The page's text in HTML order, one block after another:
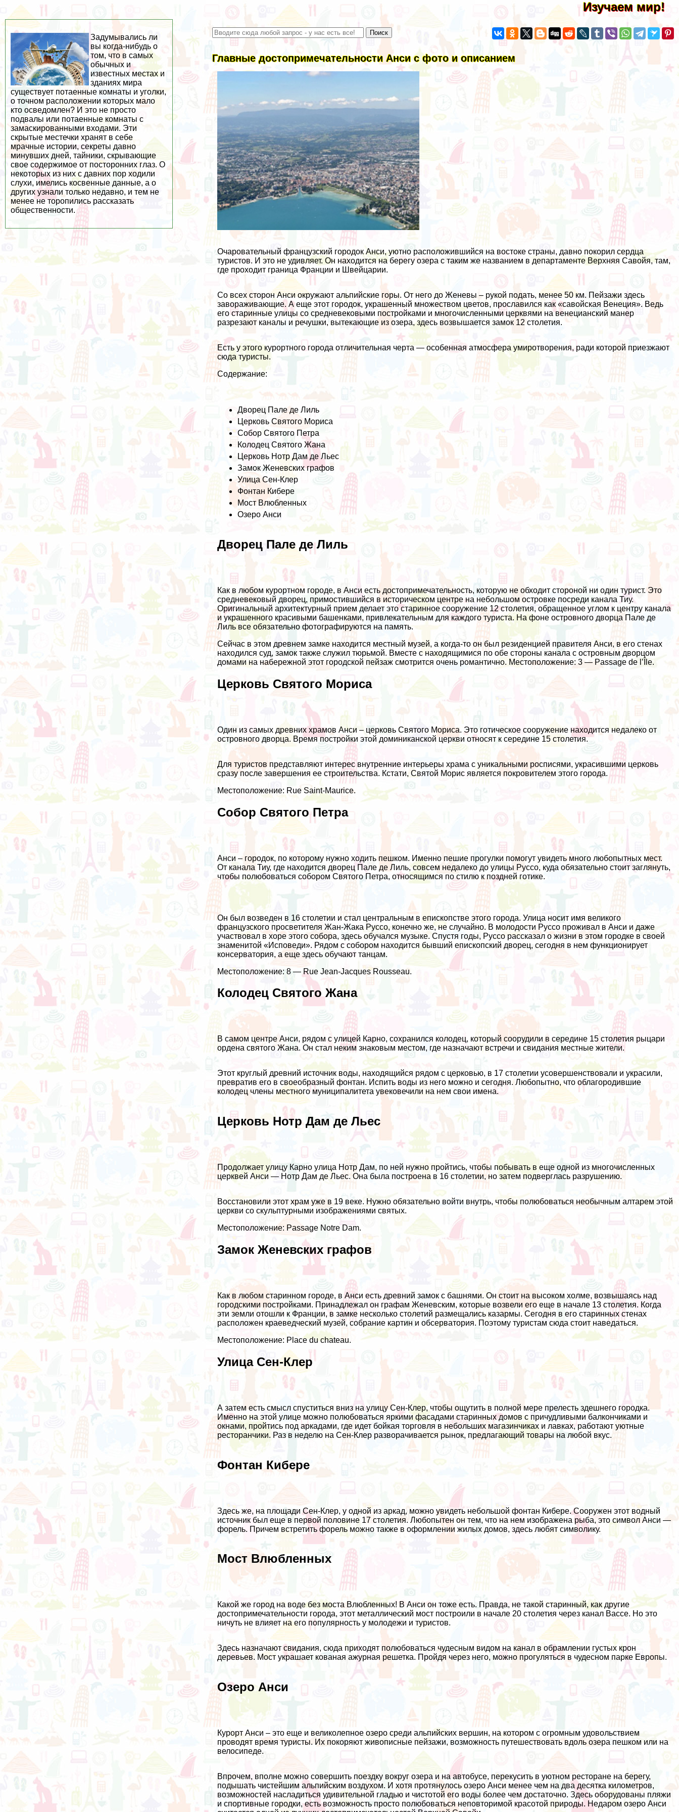
Изучаем мир!
Главные достопримечательности Анси с фото и описанием
Очаровательный французский городок Анси, уютно расположившийся на востоке страны, давно покорил сердца
туристов. И это не удивляет. Он находится на берегу озера с таким же названием в департаменте Верхняя Савойя, там,
где проходит граница Франции и Швейцарии.
Со всех сторон Анси окружают альпийские горы. От него до Женевы – рукой подать, менее 50 км. Пейзажи здесь
завораживающие. А еще этот городок, украшенный множеством цветов, прославился как «савойская Венеция». Ведь
его старинные улицы со средневековыми постройками и многочисленными церквями на венецианский манер
разрезают каналы и речушки, вытекающие из озера, здесь возвышается замок 12 столетия.
Есть у этого курортного города отличительная черта — особенная атмосфера умиротворения, ради которой приезжают
сюда туристы.
Содержание:
Дворец Пале де Лиль
Церковь Святого Мориса
Собор Святого Петра
Колодец Святого Жана
Церковь Нотр Дам де Льес
Замок Женевских графов
Улица Сен-Клер
Фонтан Кибере
Мост Влюбленных
Озеро Анси
Дворец Пале де Лиль
Как в любом курортном городе, в Анси есть достопримечательность, которую не обходит стороной ни один турист. Это
средневековый дворец, примостившийся в историческом центре на небольшом островке посреди канала Тиу.
Оригинальный архитектурный прием делает это старинное сооружение 12 столетия, обращенное углом к центру канала
и украшенного красивыми башенками, привлекательным для каждого туриста. На фоне островного дворца Пале де
Лиль все обязательно фотографируются на память.
Сейчас в этом древнем замке находится местный музей, а когда-то он был резиденцией правителя Анси, в его стенах
находился суд, замок также служил тюрьмой. Вместе с находящимися по обе стороны канала с островным дворцом
домами на набережной этот городской пейзаж смотрится очень романтично. Местоположение: 3 — Passage de l’Île.
Церковь Святого Мориса
Один из самых древних храмов Анси – церковь Святого Мориса. Это готическое сооружение находится недалеко от
островного дворца. Время постройки этой доминиканской церкви относят к середине 15 столетия.
Для туристов представляют интерес внутренние интерьеры храма с уникальными росписями, украсившими церковь
сразу после завершения ее строительства. Кстати, Святой Морис является покровителем этого города.
Местоположение: Rue Saint-Maurice.
Собор Святого Петра
Анси – городок, по которому нужно ходить пешком. Именно пешие прогулки помогут увидеть много любопытных мест.
От канала Тиу, где находится дворец Пале де Лиль, совсем недалеко до улицы Руссо, куда обязательно стоит заглянуть,
чтобы полюбоваться собором Святого Петра, относящимся по стилю к поздней готике.
Он был возведен в 16 столетии и стал центральным в епископстве этого города. Улица носит имя великого
французского просветителя Жан-Жака Руссо, конечно же, не случайно. В молодости Руссо проживал в Анси и даже
участвовал в хоре этого собора, здесь обучался музыке. Спустя годы, Руссо рассказал о жизни в этом городке в своей
знаменитой «Исповеди». Рядом с собором находится бывший епископский дворец, сегодня в нем функционирует
консерватория, а еще здесь обучают танцам.
Местоположение: 8 — Rue Jean-Jacques Rousseau.
Колодец Святого Жана
В самом центре Анси, рядом с улицей Карно, сохранился колодец, который соорудили в середине 15 столетия рыцари
ордена святого Жана. Он стал неким знаковым местом, где назначают встречи и свидания местные жители.
Этот круглый древний источник воды, находящийся рядом с церковью, в 17 столетии усовершенствовали и украсили,
превратив его в своеобразный фонтан. Испить воды из него можно и сегодня. Любопытно, что облагородившие
колодец члены местного муниципалитета увековечили на нем свои имена.
Церковь Нотр Дам де Льес
Продолжает улицу Карно улица Нотр Дам, по ней нужно пройтись, чтобы побывать в еще одной из многочисленных
церквей Анси — Нотр Дам де Льес. Она была построена в 16 столетии, но затем подверглась разрушению.
Восстановили этот храм уже в 19 веке. Нужно обязательно войти внутрь, чтобы полюбоваться необычным алтарем этой
церкви со скульптурными изображениями святых.
Местоположение: Passage Notre Dam.
Замок Женевских графов
Как в любом старинном городе, в Анси есть древний замок с башнями. Он стоит на высоком холме, возвышаясь над
городскими постройками. Принадлежал он графам Женевским, которые возвели его еще в начале 13 столетия. Когда
эти земли отошли к Франции, в замке несколько столетий размещались казармы. Сегодня в его старинных стенах
расположен краеведческий музей, собрание картин и обсерватория. Поэтому туристам сюда стоит наведаться.
Местоположение: Place du chateau.
Улица Сен-Клер
А затем есть смысл спуститься вниз на улицу Сен-Клер, чтобы ощутить в полной мере прелесть здешнего городка.
Именно на этой улице можно полюбоваться яркими фасадами старинных домов с причудливыми балкончиками и
окнами, пройтись под аркадами, где идет бойкая торговля в небольших магазинчиках и лавках, работают уютные
ресторанчики. Раз в неделю на Сен-Клер разворачивается рынок, предлагающий товары на любой вкус.
Фонтан Кибере
Здесь же, на площади Сен-Клер, у одной из аркад, можно увидеть небольшой фонтан Кибере. Сооружен этот водный
источник был еще в первой половине 17 столетия. Любопытен он тем, что на нем изображена рыба, это символ Анси —
форель. Причем встретить форель можно также в оформлении жилых домов, здесь любят символику.
Мост Влюбленных
Какой же город на воде без моста Влюбленных! В Анси он тоже есть. Правда, не такой старинный, как другие
достопримечательности города, этот металлический мост построили в начале 20 столетия через канал Вассе. Но это
ничуть не влияет на его популярность у молодежи и туристов.
Здесь назначают свидания, сюда приходят полюбоваться чудесным видом на канал в обрамлении густых крон
деревьев. Мост украшает кованая ажурная решетка. Пройдя через него, можно прогуляться в чудесном парке Европы.
Озеро Анси
Курорт Анси – это еще и великолепное озеро среди альпийских вершин, на котором с огромным удовольствием
проводят время туристы. Их покоряют живописные пейзажи, возможность путешествовать вдоль озера пешком или на
велосипеде.
Впрочем, вполне можно совершить поездку вокруг озера и на автобусе, перекусить в уютном ресторане на берегу,
подышать чистейшим альпийским воздухом. И хотя протянулось озеро Анси менее чем на два десятка километров,
возможностей насладиться удивительной гладью и чистотой его воды более чем достаточно. Здесь оборудованы пляжи
и спортивные городки, есть возможность просто полюбоваться неповторимой красотой природы. Недаром озеро Анси
Задумывались ли
вы когда-нибудь о
том, что в самых
обычных и
известных местах и
зданиях мира
существует потаенные комнаты и уголки,
о точном расположении которых мало
кто осведомлен? И это не просто
подвалы или потаенные комнаты с
замаскированными входами. Эти
скрытые местечки хранят в себе
мрачные истории, секреты давно
минувших дней, тайники, скрывающие
свое содержимое от посторонних глаз. О
некоторых из них с давних пор ходили
слухи, имелись косвенные данные, а о
других узнали только недавно, и тем не
менее не торопились рассказать
общественности.